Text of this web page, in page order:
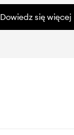
Dowiedz się więcej